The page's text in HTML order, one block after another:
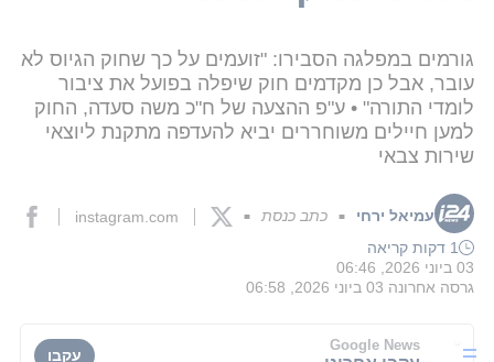
גורמים במפלגה הסבירו: "זועמים על כך שחוק הגיוס לא
עובר, אבל כן מקדמים חוק שיפלה בפועל את ציבור
לומדי התורה" • ע"פ ההצעה של ח"כ משה סעדה, החוק
למען חיילים משוחררים יביא להעדפה מתקנת ליוצאי
שירות צבאי
עמיאל ירחי ■ כתב כנסת ■
instagram.com
1 דקות קריאה
03 ביוני 2026, 06:46
גרסה אחרונה 03 ביוני 2026, 06:58
Google News
עקבו